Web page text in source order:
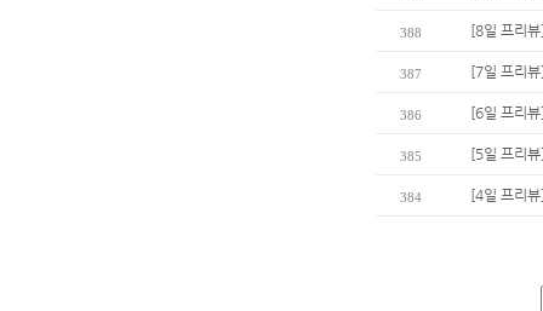
388 [8일 프리
387 [7일 프리
386 [6일 프리
385 [5일 프리뷰
384 [4일 프리